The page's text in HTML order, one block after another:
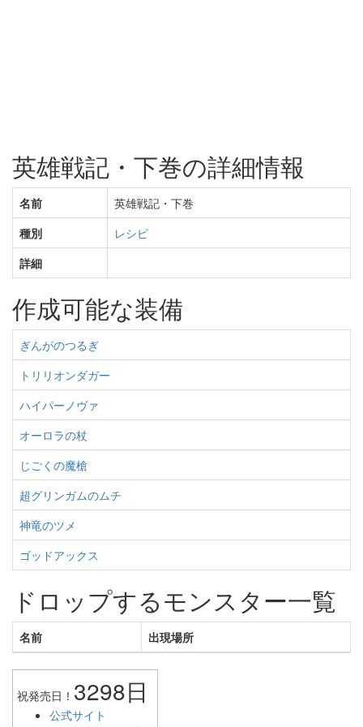
英雄戦記・下巻の詳細情報
名前
英雄戦記・下巻
種別
レシピ
詳細
作成可能な装備
ぎんがのつるぎ
トリリオンダガー
ハイパーノヴァ
オーロラの杖
じごくの魔槍
超グリンガムのムチ
神竜のツメ
ゴッドアックス
ドロップするモンスター一覧
名前 出現場所
祝発売日！ 3298日
公式サイト